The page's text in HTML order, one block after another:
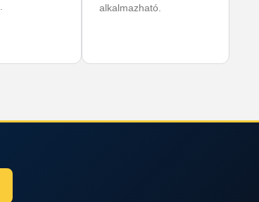
alkalmazható.